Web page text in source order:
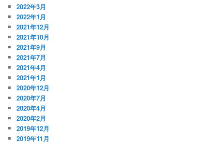
2022年3月
2022年1月
2021年12月
2021年10月
2021年9月
2021年7月
2021年4月
2021年1月
2020年12月
2020年7月
2020年4月
2020年2月
2019年12月
2019年11月